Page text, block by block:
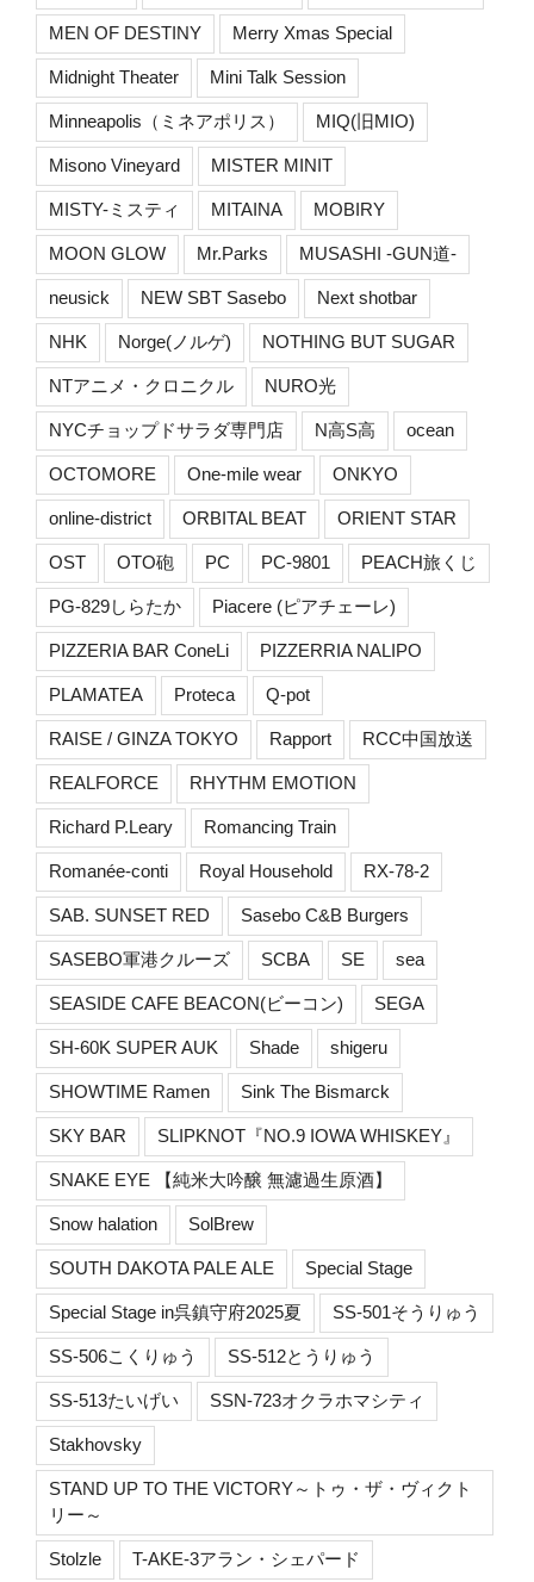
MEN OF DESTINY Merry Xmas Special
Midnight Theater Mini Talk Session
Minneapolis（ミネアポリス） MIQ(旧MIO)
Misono Vineyard MISTER MINIT
MISTY-ミスティ MITAINA MOBIRY
MOON GLOW Mr.Parks MUSASHI -GUN道-
neusick NEW SBT Sasebo Next shotbar
NHK Norge(ノルゲ) NOTHING BUT SUGAR
NTアニメ・クロニクル NURO光
NYCチョップドサラダ専門店 N高S高 ocean
OCTOMORE One-mile wear ONKYO
online-district ORBITAL BEAT ORIENT STAR
OST OTO砲 PC PC-9801 PEACH旅くじ
PG-829しらたか Piacere (ピアチェーレ)
PIZZERIA BAR ConeLi PIZZERRIA NALIPO
PLAMATEA Proteca Q-pot
RAISE / GINZA TOKYO Rapport RCC中国放送
REALFORCE RHYTHM EMOTION
Richard P.Leary Romancing Train
Romanée-conti Royal Household RX-78-2
SAB. SUNSET RED Sasebo C&B Burgers
SASEBO軍港クルーズ SCBA SE sea
SEASIDE CAFE BEACON(ビーコン) SEGA
SH-60K SUPER AUK Shade shigeru
SHOWTIME Ramen Sink The Bismarck
SKY BAR SLIPKNOT『NO.9 IOWA WHISKEY』
SNAKE EYE 【純米大吟醸 無濾過生原酒】
Snow halation SolBrew
SOUTH DAKOTA PALE ALE Special Stage
Special Stage in呉鎮守府2025夏 SS-501そうりゅう
SS-506こくりゅう SS-512とうりゅう
SS-513たいげい SSN-723オクラホマシティ
Stakhovsky
STAND UP TO THE VICTORY～トゥ・ザ・ヴィクト
リー～
Stolzle T-AKE-3アラン・シェパード